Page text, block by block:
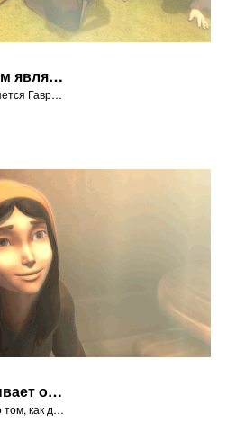
На горе пастухам является Гавриил и сообщает им Благую Весть!
На горе пастухам является Гавриил и сообщает им Благую Весть!
Мария рассказывает о том, как дома ей явился Гавриил.
Мария рассказывает о том, как дома ей явился Гавриил.